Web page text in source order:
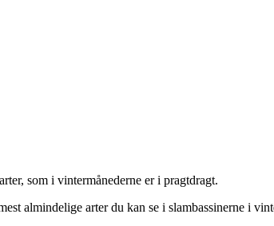
som i vintermånederne er i pragtdragt.
almindelige arter du kan se i slambassinerne i